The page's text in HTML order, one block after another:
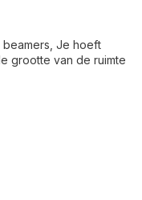
Je hoeft
grootte van de ruimte